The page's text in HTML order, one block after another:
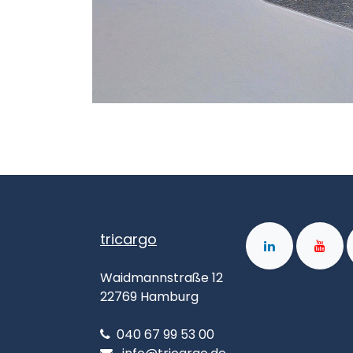
tricargo
Waidmannstraße 12
22769 Hamburg
040 67 99 53 00